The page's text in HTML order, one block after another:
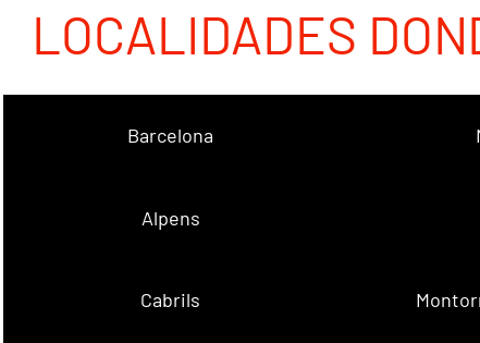
LOCALIDADES
Barcelona
Alpens
Cabrils